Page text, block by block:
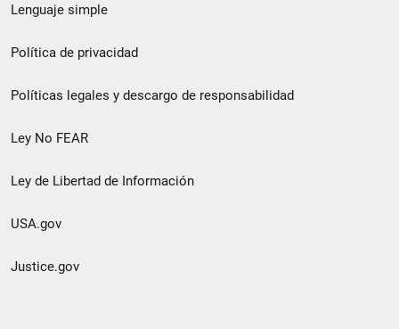
de
pie
de
página
Lenguaje simple
Política de privacidad
Políticas legales y descargo de responsabilidad
Ley No FEAR
Ley de Libertad de Información
USA.gov
Justice.gov